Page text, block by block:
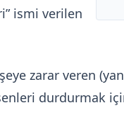
ismi verilen
zarar veren
durdurmak